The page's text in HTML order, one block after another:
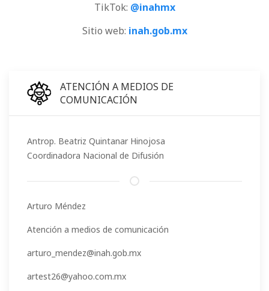
TikTok: @inahmx
Sitio web: inah.gob.mx
ATENCIÓN A MEDIOS DE
COMUNICACIÓN
Antrop. Beatriz Quintanar Hinojosa
Coordinadora Nacional de Difusión
Arturo Méndez
Atención a medios de comunicación
arturo_mendez@inah.gob.mx
artest26@yahoo.com.mx